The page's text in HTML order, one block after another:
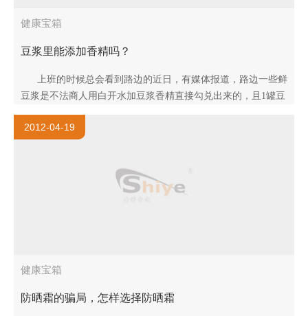
健康宝箱
豆浆里能添加香精吗？
上班的时候总会看到路边的近日，有媒体报道，路边一些鲜
豆浆是不法商人用白开水加豆浆香精直接勾兑出来的，且1罐豆
浆香精，能勾兑出200杯豆浆。真的是这样吗，..
2012-04-19
健康宝箱
防晒霜的骗局，怎样选择防晒霜